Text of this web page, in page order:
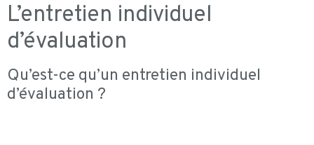
L’entretien individuel
d’évaluation
Qu’est-ce qu’un entretien individuel
d’évaluation ?